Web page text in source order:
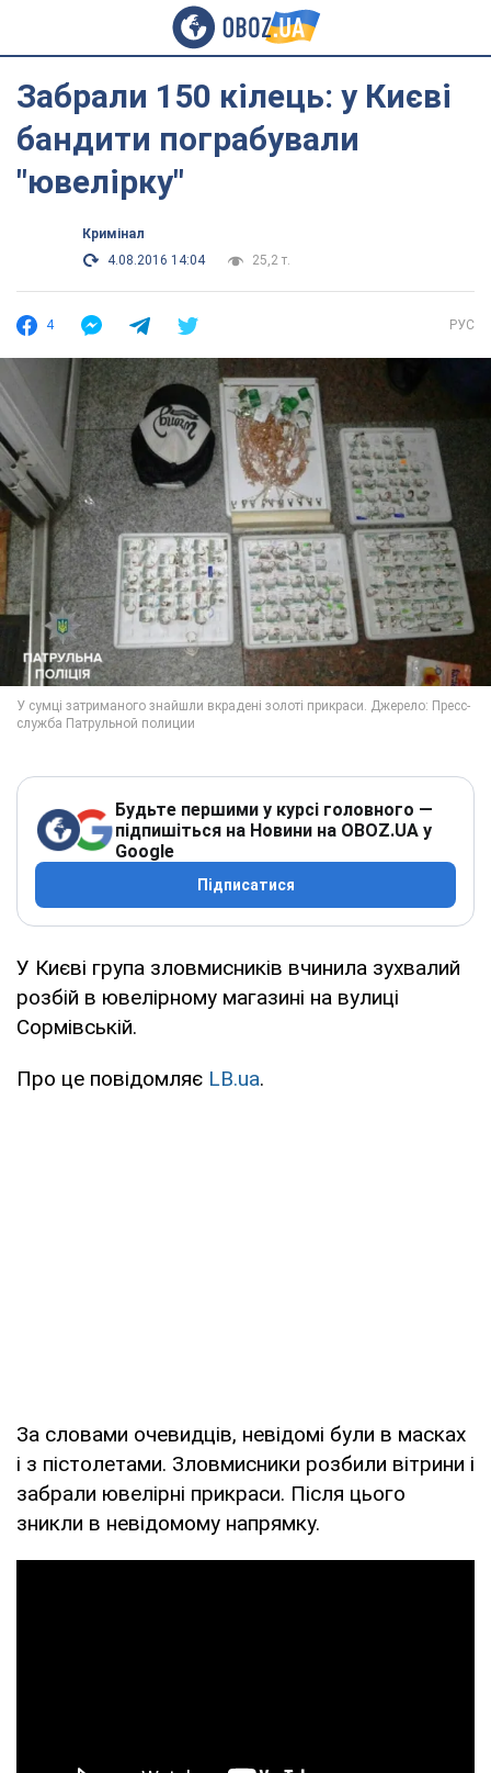
Забрали 150 кілець: у Києві
бандити пограбували
"ювелірку"
Кримінал
4.08.2016 14:04
25,2 т.
4 РУС
Будьте першими у курсі головного —
підпишіться на Новини на OBOZ.UA у
Google
Підписатися
У Києві група зловмисників вчинила зухвалий
розбій в ювелірному магазині на вулиці
Сормівській.
Про це повідомляє LB.ua.
За словами очевидців, невідомі були в масках
і з пістолетами. Зловмисники розбили вітрини і
забрали ювелірні прикраси. Після цього
зникли в невідомому напрямку.